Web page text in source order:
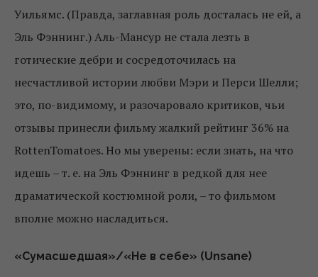
Уильямс. (Правда, заглавная роль досталась не ей, а
Эль Фэннинг.) Аль-Мансур не стала лезть в
готические дебри и сосредоточилась на
несчастливой истории любви Мэри и Перси Шелли;
это, по-видимому, и разочаровало критиков, чьи
отзывы принесли фильму жалкий рейтинг 36% на
RottenTomatoes. Но мы уверены: если знать, на что
идешь – т. е. на Эль Фэннинг в редкой для нее
драматической костюмной роли, – то фильмом
вполне можно насладиться.
«Сумасшедшая»/«Не в себе» (Unsane)